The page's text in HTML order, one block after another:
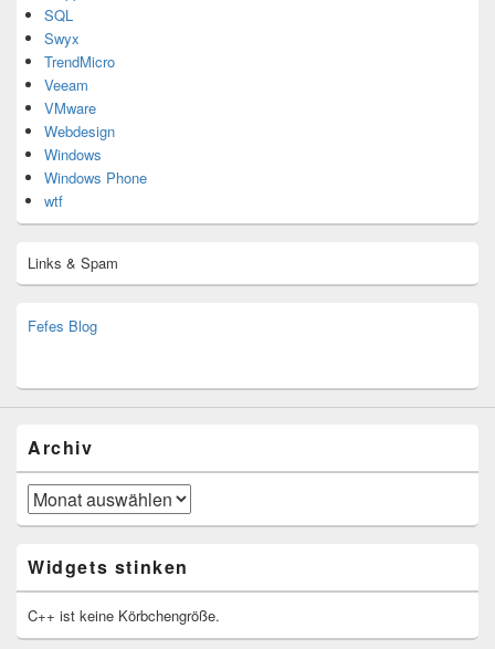
SQL
Swyx
TrendMicro
Veeam
VMware
Webdesign
Windows
Windows Phone
wtf
Links & Spam
Fefes Blog
Archiv
Archiv
Widgets stinken
C++ ist keine Körbchengröße.